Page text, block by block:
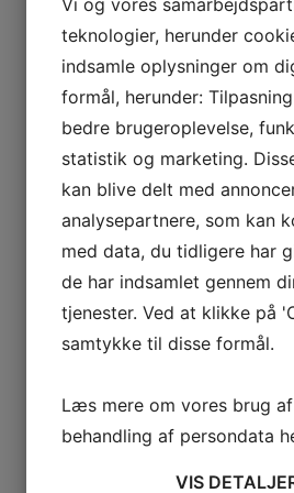
Vi og vores
teknologier, herunder
indsamle oplysninger om
formål, herunder:
bedre brugeroplevelse,
statistik og marketing.
kan blive delt med
analysepartnere, som kan
med data, du tidligere har
de har indsamlet gennem
tjenester. Ved at klikke på
samtykke til disse formål.
Læs mere om vores brug
behandling af persondata
VIS